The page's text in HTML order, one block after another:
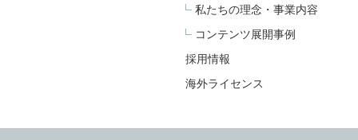
私たちの理念・事業内容
コンテンツ展開事例
採用情報
海外ライセンス